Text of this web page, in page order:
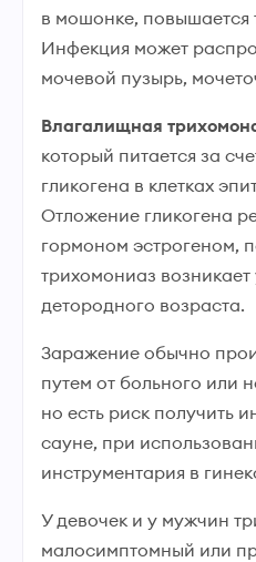
в мошонке, повышается
Инфекция может
мочевой пузырь,
Влагалищная
который питается за
гликогена в клетках
Отложение гликогена
гормоном эстрогеном,
трихомониаз
детородного возраста.
Заражение обычно
путем от больного или
но есть риск получить
сауне, при
инструментария в
У девочек и у мужчин
малосимптомный или